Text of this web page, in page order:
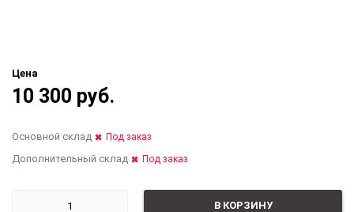
Цена
10 300 руб.
В КОРЗИНУ
Основной склад Под заказ
Дополнительный склад Под заказ